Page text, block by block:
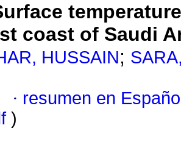
coast of Saudi
HUSSAIN;
· resumen en
)